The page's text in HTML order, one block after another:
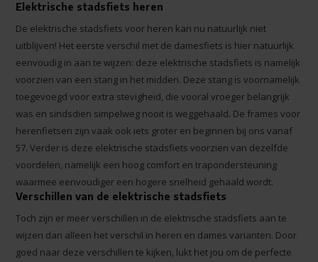
Elektrische stadsfiets heren
De elektrische stadsfiets voor heren kan nu natuurlijk niet
uitblijven! Het eerste verschil met de damesfiets is hier natuurlijk
eenvoudig in aan te wijzen: deze elektrische stadsfiets is namelijk
voorzien van een stang in het midden. Deze stang is voornamelijk
toegevoegd voor extra stevigheid, die vooral vroeger belangrijk
was en sindsdien simpelweg nooit is weggehaald. De frames voor
herenfietsen zijn vaak ook iets groter en beginnen bij ons vanaf
57. Verder is deze elektrische stadsfiets voorzien van dezelfde
voordelen, namelijk een hoog comfort en trapondersteuning
waarmee eenvoudiger een hogere snelheid gehaald wordt.
Verschillen van de elektrische stadsfiets
Toch zijn er meer verschillen in de elektrische stadsfiets aan te
wijzen dan alleen het verschil in heren en dames varianten. Door
goed naar deze verschillen te kijken, lukt het jou om de perfecte